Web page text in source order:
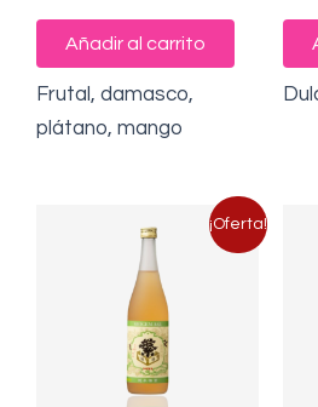
Añadir al carrito
Frutal, damasco,
plátano, mango
¡Oferta!
precio
original
$27.990.
precio
$25.190.
Este